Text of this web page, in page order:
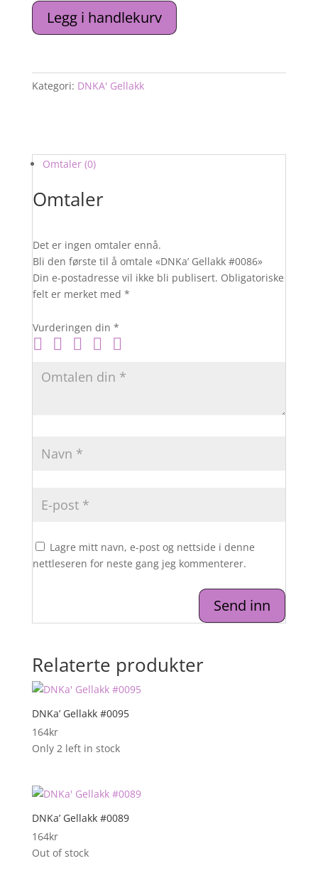
Legg i handlekurv
Kategori: DNKA' Gellakk
Omtaler (0)
Omtaler
Det er ingen omtaler ennå.
Bli den første til å omtale «DNKa’ Gellakk #0086»
Din e-postadresse vil ikke bli publisert. Obligatoriske
felt er merket med *
Vurderingen din *
Lagre mitt navn, e-post og nettside i denne
nettleseren for neste gang jeg kommenterer.
Relaterte produkter
DNKa’ Gellakk #0095
164kr
Only 2 left in stock
DNKa’ Gellakk #0089
164kr
Out of stock